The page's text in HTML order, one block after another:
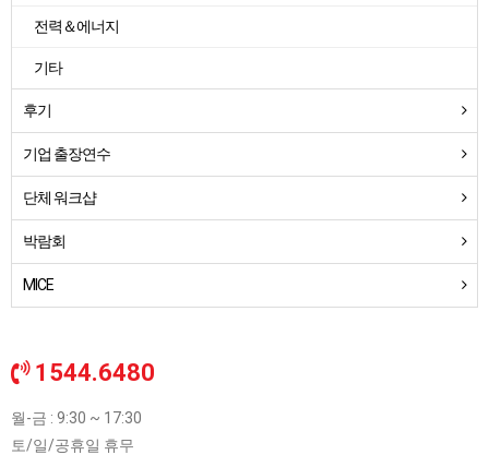
전력＆에너지
기타
후기
기업 출장연수
단체 워크샵
박람회
MICE
1544.6480
월-금 : 9:30 ~ 17:30
토/일/공휴일 휴무